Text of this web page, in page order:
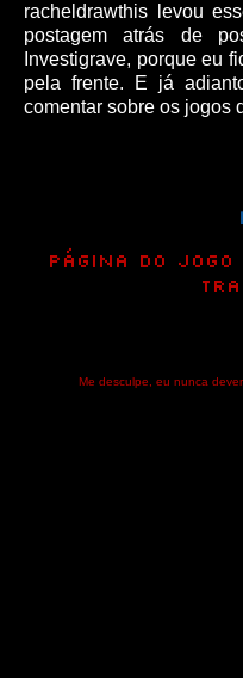
racheldrawthis levou
postagem atrás de
Investigrave, porque eu
pela frente. E já
comentar sobre os jogos
Página do
Me desculpe, eu nunca